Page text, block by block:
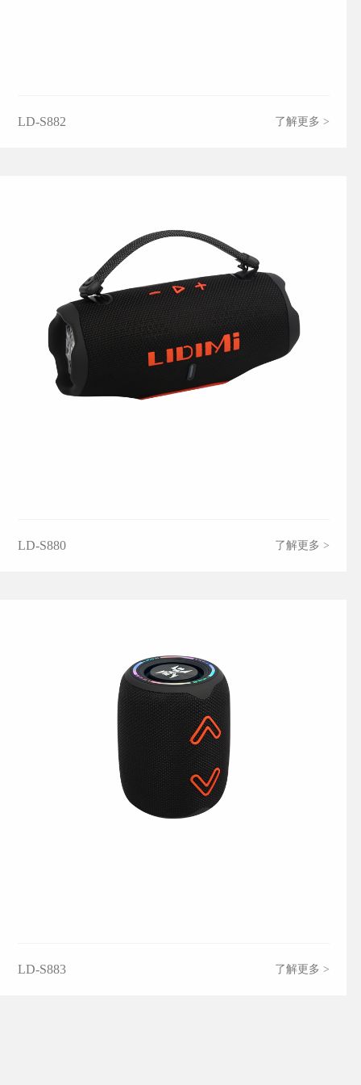
LD-S882 了解更多 >
LD-S880 了解更多 >
LD-S883 了解更多 >